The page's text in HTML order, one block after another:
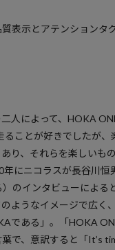
表示とアテンションタ
人によって、HOKA
ことが好きでしたが、
り、それらを楽しいも
年にニコラスが長谷川恒
のインタビューによる
ようなイメージで広く
である」。「HOKA
で、意訳すると「It’s